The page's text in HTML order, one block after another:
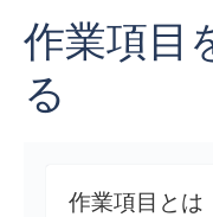
作業項目
る
作業項目とは